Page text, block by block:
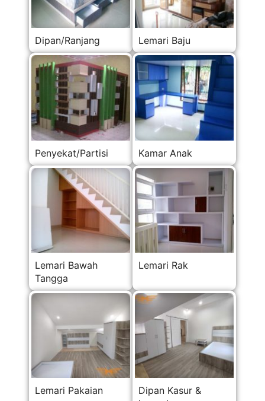
Dipan/Ranjang Lemari Baju
Penyekat/Partisi Kamar Anak
Lemari Bawah
Tangga
Lemari Rak
Lemari Pakaian
Dipan Kasur &